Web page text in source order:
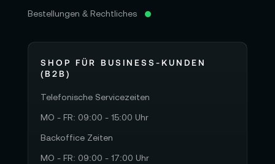
Bestellungen & Rechtliches
SHOP FÜR BUSINESS-KUNDEN
(B2B)
Telefonische Servicezeiten
MO - FR: 09:00 - 15:00 Uhr
Backoffice Zeiten
MO - FR: 09:00 - 17:00 Uhr